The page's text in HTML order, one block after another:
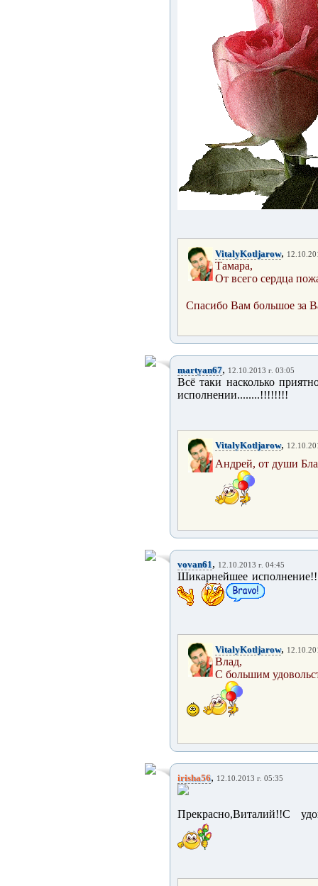
VitalyKotljarow,
Тамара,
От всего сердца
Спасибо Вам большое за
martyan67, 12.10.2013 г. 03:05
Всё таки насколько
исполнении........!!!!!!!!
VitalyKotljarow,
Андрей, от души
vovan61, 12.10.2013 г. 04:45
Шикарнейшее
VitalyKotljarow,
Влад,
С большим
irisha56, 12.10.2013 г. 05:35
Прекрасно,Виталий!!С